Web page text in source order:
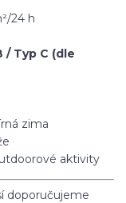
24 h
/ Typ C (dle
zima
aktivity
doporučujeme